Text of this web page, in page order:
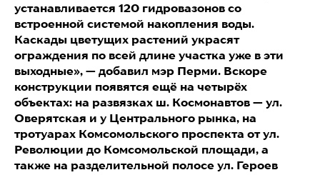
устанавливается 120 гидровазонов со
встроенной системой накопления воды.
Каскады цветущих растений украсят
ограждения по всей длине участка уже в эти
выходные», — добавил мэр Перми. Вскоре
конструкции появятся ещё на четырёх
объектах: на развязках ш. Космонавтов — ул.
Оверятская и у Центрального рынка, на
тротуарах Комсомольского проспекта от ул.
Революции до Комсомольской площади, а
также на разделительной полосе ул. Героев